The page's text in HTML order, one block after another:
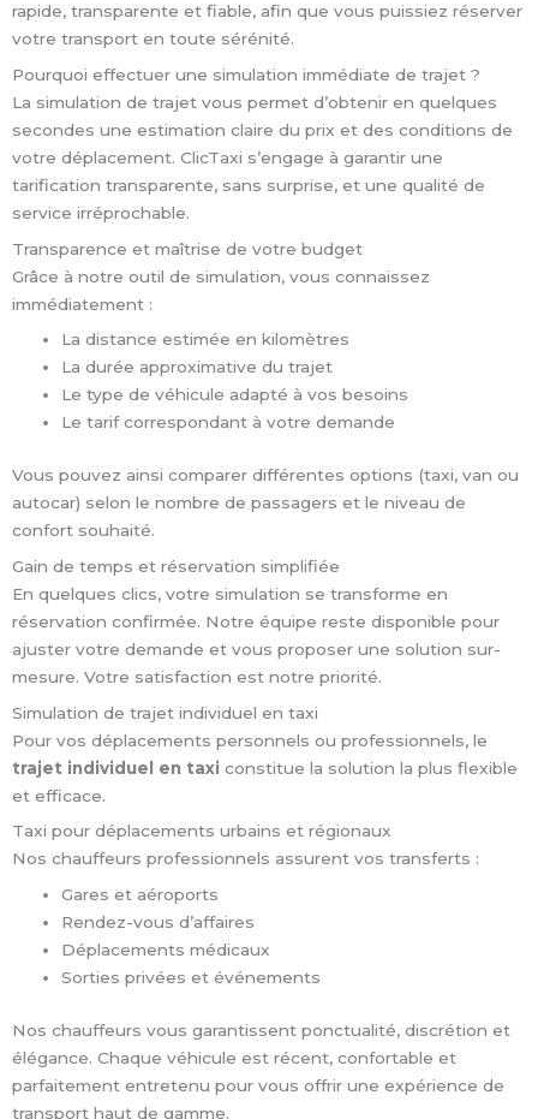
rapide, transparente et fiable, afin que vous puissiez réserver
votre transport en toute sérénité.
Pourquoi effectuer une simulation immédiate de trajet ?
La simulation de trajet vous permet d’obtenir en quelques
secondes une estimation claire du prix et des conditions de
votre déplacement. ClicTaxi s’engage à garantir une
tarification transparente, sans surprise, et une qualité de
service irréprochable.
Transparence et maîtrise de votre budget
Grâce à notre outil de simulation, vous connaissez
immédiatement :
La distance estimée en kilomètres
La durée approximative du trajet
Le type de véhicule adapté à vos besoins
Le tarif correspondant à votre demande
Vous pouvez ainsi comparer différentes options (taxi, van ou
autocar) selon le nombre de passagers et le niveau de
confort souhaité.
Gain de temps et réservation simplifiée
En quelques clics, votre simulation se transforme en
réservation confirmée. Notre équipe reste disponible pour
ajuster votre demande et vous proposer une solution sur-
mesure. Votre satisfaction est notre priorité.
Simulation de trajet individuel en taxi
Pour vos déplacements personnels ou professionnels, le
trajet individuel en taxi constitue la solution la plus flexible
et efficace.
Taxi pour déplacements urbains et régionaux
Nos chauffeurs professionnels assurent vos transferts :
Gares et aéroports
Rendez-vous d’affaires
Déplacements médicaux
Sorties privées et événements
Nos chauffeurs vous garantissent ponctualité, discrétion et
élégance. Chaque véhicule est récent, confortable et
parfaitement entretenu pour vous offrir une expérience de
transport haut de gamme.